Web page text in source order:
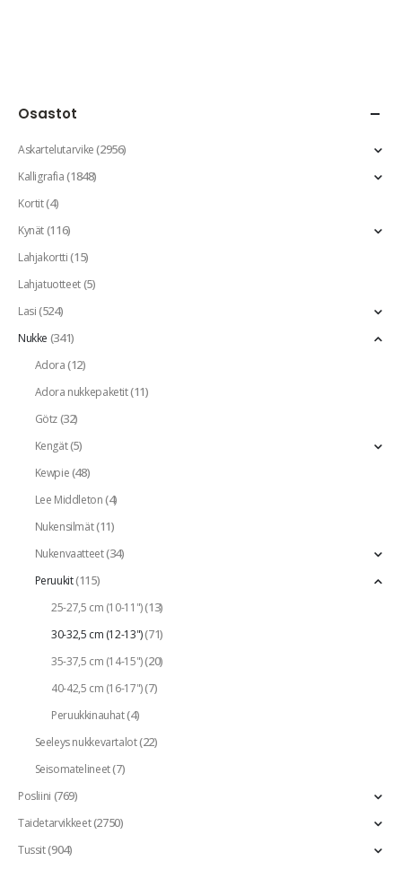
Osastot
Askartelutarvike(2956)
Kalligrafia(1848)
Kortit(4)
Kynät(116)
Lahjakortti(15)
Lahjatuotteet(5)
Lasi(524)
Nukke (341)
Adora(12)
Adora nukkepaketit(11)
Götz(32)
Kengät(5)
Kewpie(48)
Lee Middleton(4)
Nukensilmät(11)
Nukenvaatteet(34)
Peruukit(115)
25-27,5 cm (10-11")(13)
30-32,5 cm (12-13")(71)
35-37,5 cm (14-15")(20)
40-42,5 cm (16-17")(7)
Peruukkinauhat(4)
Seeleys nukkevartalot(22)
Seisomatelineet(7)
Posliini (769)
Taidetarvikkeet(2750)
Tussit(904)